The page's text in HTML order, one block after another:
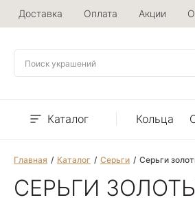
Доставка Оплата Акции
Каталог Кольца
Главная Каталог Серьги Серьги
СЕРЬГИ